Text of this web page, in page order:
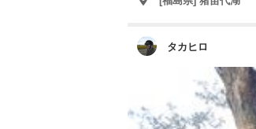
タカヒロ